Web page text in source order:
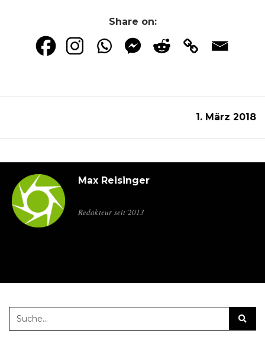
Share on:
1. März 2018
Max Reisinger
Redakteur seit 2013